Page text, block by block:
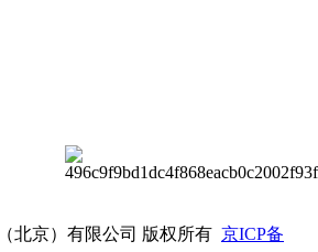
北京）有限公司 版权所有 京ICP备